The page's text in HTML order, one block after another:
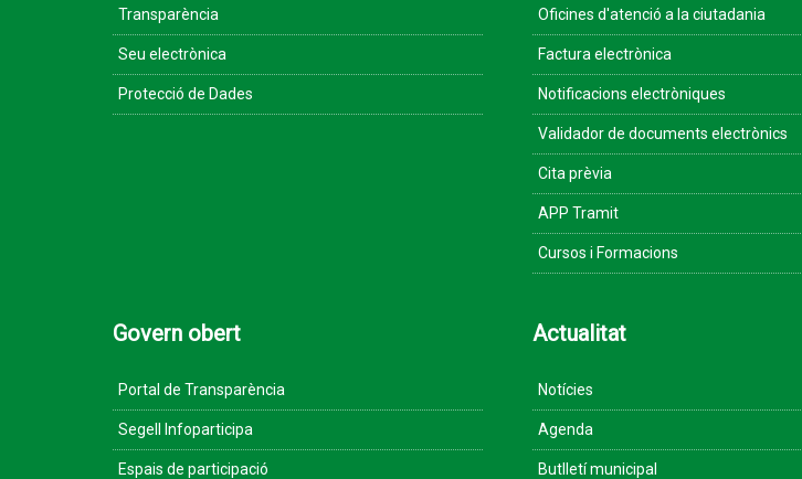
Transparència
Seu electrònica
Protecció de Dades
Oficines d'atenció a la ciutadania
Factura electrònica
Notificacions electròniques
Validador de documents electrònics
Cita prèvia
APP Tramit
Cursos i Formacions
Govern obert
Portal de Transparència
Segell Infoparticipa
Espais de participació
Actualitat
Notícies
Agenda
Butlletí municipal